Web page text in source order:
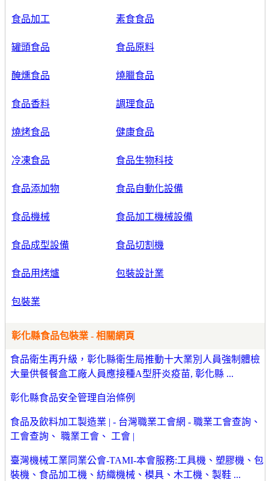
食品加工 素食食品
罐頭食品 食品原料
醃燻食品 燒臘食品
食品香料 調理食品
燒烤食品 健康食品
冷凍食品 食品生物科技
食品添加物 食品自動化設備
食品機械 食品加工機械設備
食品成型設備 食品切割機
食品用烤爐 包裝設計業
包裝業
彰化縣食品包裝業 - 相關網頁
食品衛生再升級，彰化縣衛生局推動十大業別人員強制體檢
大量供餐餐盒工廠人員應接種A型肝炎疫苗, 彰化縣 ...
彰化縣食品安全管理自治條例
食品及飲料加工製造業 | - 台灣職業工會網 - 職業工會查詢、
工會查詢、 職業工會、 工會 |
臺灣機械工業同業公會-TAMI-本會服務:工具機、塑膠機、包
裝機、食品加工機、紡織機械、模具、木工機、製鞋 ...